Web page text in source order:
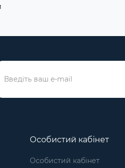
Особистий кабінет
Особистий кабінет